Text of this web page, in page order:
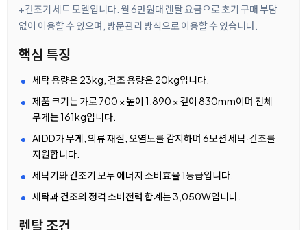
+건조기 세트 모델입니다. 월 6만원대 렌탈 요금으로 초기 구매 부담
없이 이용할 수 있으며, 방문관리 방식으로 이용할 수 있습니다.
핵심 특징
세탁 용량은 23kg, 건조 용량은 20kg입니다.
제품 크기는 가로 700 × 높이 1,890 × 깊이 830mm이며 전체
무게는 161kg입니다.
AI DD가 무게, 의류 재질, 오염도를 감지하며 6모션 세탁·건조를
지원합니다.
세탁기와 건조기 모두 에너지 소비효율 1등급입니다.
세탁과 건조의 정격 소비전력 합계는 3,050W입니다.
렌탈 조건